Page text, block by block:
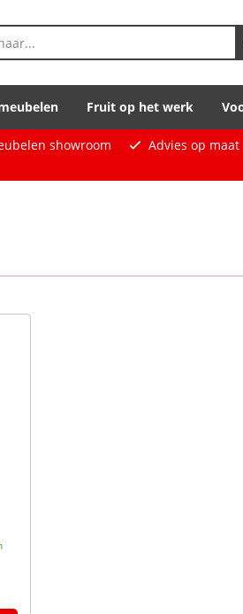
Fruit op het werk
showroom Advies op maat